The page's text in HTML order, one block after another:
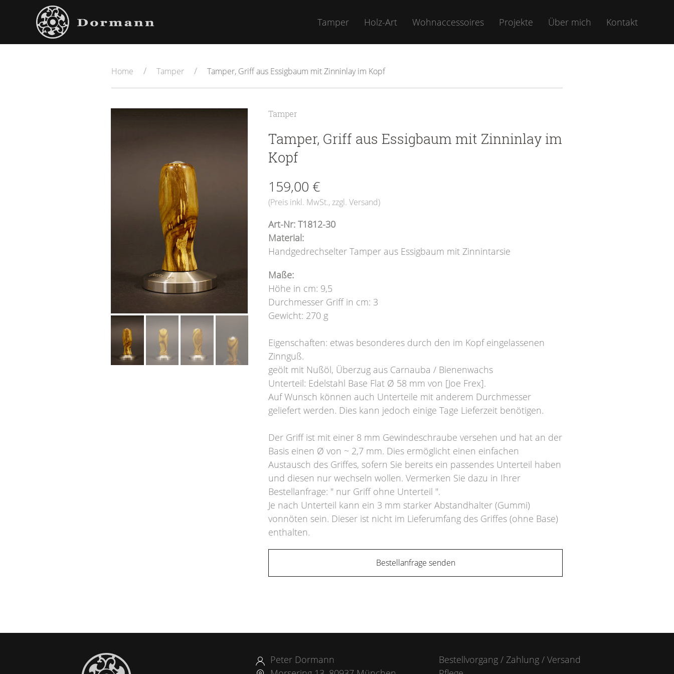
Tamper Holz-Art Wohnaccessoires Projekte Über mich Kontakt
Home Tamper Tamper, Griff aus Essigbaum mit Zinninlay im Kopf
Tamper
Tamper, Griff aus Essigbaum mit Zinninlay im
Kopf
159,00 €
(Preis inkl. MwSt.,zzgl. Versand)
Art-Nr: T1812-30
Material:
Handgedrechselter Tamper aus Essigbaum mit Zinnintarsie
Maße:
Höhe in cm: 9,5
Durchmesser Griff in cm: 3
Gewicht: 270 g
Eigenschaften: etwas besonderes durch den im Kopf eingelassenen
Zinnguß.
geölt mit Nußöl, Überzug aus Carnauba / Bienenwachs
Unterteil: Edelstahl Base Flat Ø 58 mm von [Joe Frex].
Auf Wunsch können auch Unterteile mit anderem Durchmesser
geliefert werden. Dies kann jedoch einige Tage Lieferzeit benötigen.
Der Griff ist mit einer 8 mm Gewindeschraube versehen und hat an der
Basis einen Ø von ~ 2,7 mm. Dies ermöglicht einen einfachen
Austausch des Griffes, sofern Sie bereits ein passendes Unterteil haben
und diesen nur wechseln wollen. Vermerken Sie dazu in Ihrer
Bestellanfrage: " nur Griff ohne Unterteil ".
Je nach Unterteil kann ein 3 mm starker Abstandhalter (Gummi)
vonnöten sein. Dieser ist nicht im Lieferumfang des Griffes (ohne Base)
enthalten.
Bestellanfrage senden
Peter Dormann
Bestellvorgang / Zahlung / Versand